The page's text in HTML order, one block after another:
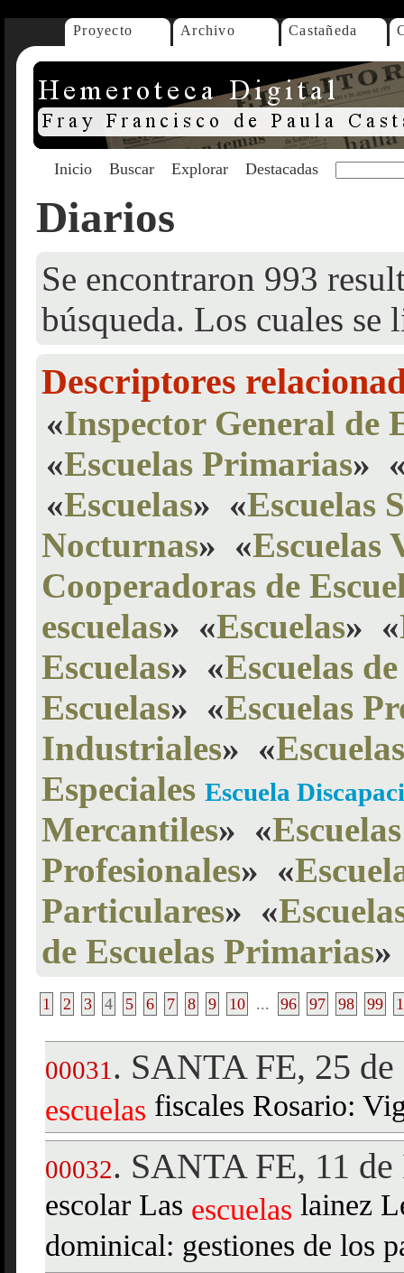
Proyecto Archivo Castañeda
Inicio Buscar Explorar Destacadas
Diarios
Se encontraron 993
búsqueda. Los cuales se
Descriptores
«Inspector General de
«Escuelas Primarias»
«Escuelas» «Escuelas
Nocturnas» «Escuelas
Cooperadoras de
escuelas» «Escuelas» «
Escuelas» «Escuelas
Escuelas» «Escuelas
Industriales» «
Especiales Escuela
Mercantiles» «
Profesionales» «
Particulares» «
de Escuelas Primarias»
1 2 3 4 5 6 7 8 9 10 ... 96 97 98 99
00031 . SANTA FE, 25 de
escuelas fiscales Rosario:
00032. SANTA FE, 11
escolar Las escuelas lainez
dominical: gestiones de los